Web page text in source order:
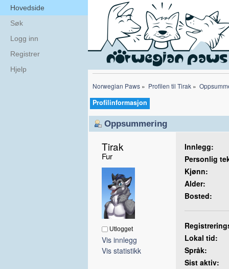
Hovedside
Søk
Logg inn
Registrer
Hjelp
Norwegian Paws » Profilen til Tirak»
Profilinformasjon
Oppsummering
Tirak
Fur
Utlogget
Vis innlegg
Vis statistikk
Innlegg:
Personlig
Kjønn:
Alder:
Bosted:
Lokal tid:
Språk:
Sist aktiv: